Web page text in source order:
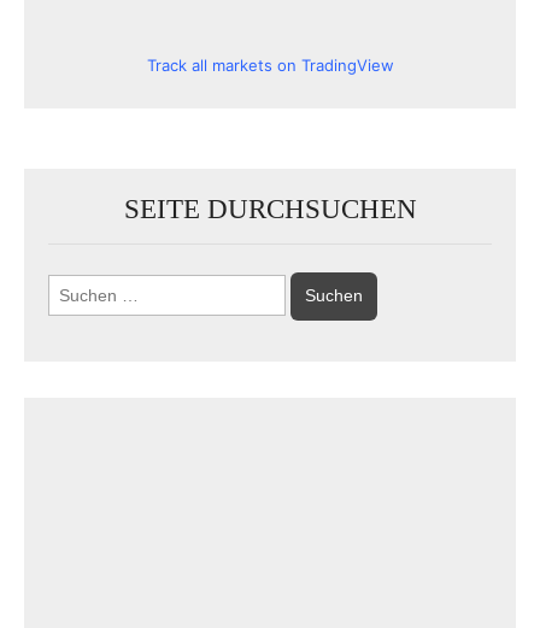
Track all markets on TradingView
SEITE DURCHSUCHEN
Suchen
nach: